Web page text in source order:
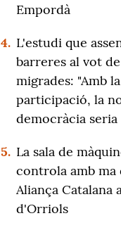
Empordà
4. L'estudi que
barreres al vot
migrades: "Amb
participació, la
democràcia
5. La sala de
controla amb ma
Aliança Catalana
d'Orriols